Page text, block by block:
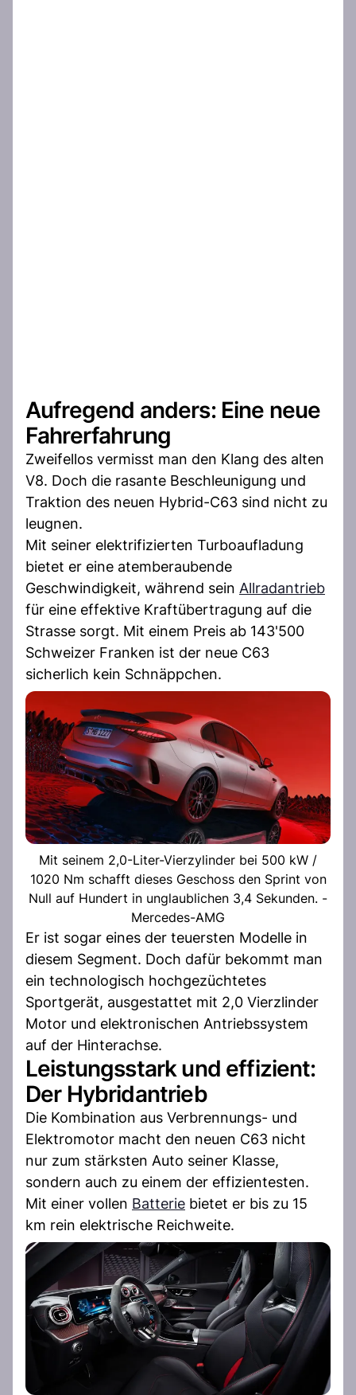
Aufregend anders: Eine neue
Fahrerfahrung
Zweifellos vermisst man den Klang des alten
V8. Doch die rasante Beschleunigung und
Traktion des neuen Hybrid-C63 sind nicht zu
leugnen.
Mit seiner elektrifizierten Turboaufladung
bietet er eine atemberaubende
Geschwindigkeit, während sein Allradantrieb
für eine effektive Kraftübertragung auf die
Strasse sorgt. Mit einem Preis ab 143'500
Schweizer Franken ist der neue C63
sicherlich kein Schnäppchen.
Mit seinem 2,0-Liter-Vierzylinder bei 500 kW /
1020 Nm schafft dieses Geschoss den Sprint von
Null auf Hundert in unglaublichen 3,4 Sekunden. -
Mercedes-AMG
Er ist sogar eines der teuersten Modelle in
diesem Segment. Doch dafür bekommt man
ein technologisch hochgezüchtetes
Sportgerät, ausgestattet mit 2,0 Vierzlinder
Motor und elektronischen Antriebssystem
auf der Hinterachse.
Leistungsstark und effizient:
Der Hybridantrieb
Die Kombination aus Verbrennungs- und
Elektromotor macht den neuen C63 nicht
nur zum stärksten Auto seiner Klasse,
sondern auch zu einem der effizientesten.
Mit einer vollen Batterie bietet er bis zu 15
km rein elektrische Reichweite.